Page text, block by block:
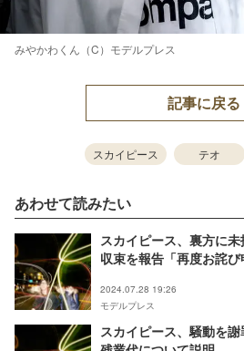
みやかわくん（C）モデルプレス
記事に戻る
スカイピース テオ
あわせて読みたい
スカイピース、裏方に
収束を報告「再度お詫び
2024.07.28 19:26
モデルプレス
スカイピース、騒動を